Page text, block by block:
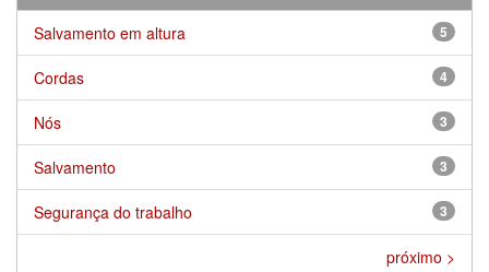
5
Salvamento em altura
4
Cordas
3
Nós
3
Salvamento
3
Segurança do trabalho
próximo >